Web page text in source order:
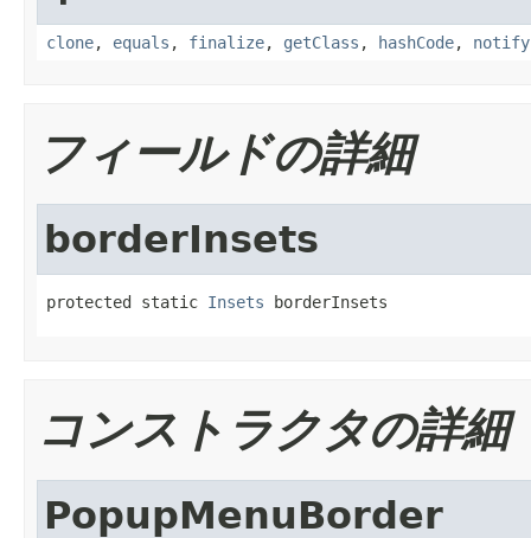
clone, equals , finalize, getClass , hashCode, notify
フィールドの詳細
borderInsets
protected static Insets borderInsets
コンストラクタの詳細
PopupMenuBorder